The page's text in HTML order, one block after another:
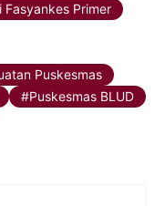
Fasyankes Primer
Puskesmas
Puskesmas BLUD